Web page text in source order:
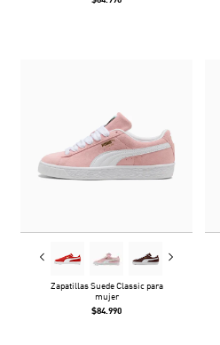
Zapatillas Suede Classic para
mujer
$84.990